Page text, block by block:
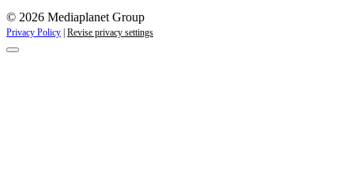
© 2026 Mediaplanet Group
Privacy Policy Revise privacy settings